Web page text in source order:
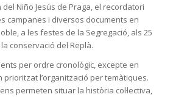
Niño Jesús de Praga, el recordatori
campanes i diversos documents en
a les festes de la Segregació, als 25
conservació del Replà.
per ordre cronològic, excepte en
prioritzat l’organització per temàtiques.
permeten situar la història col·lectiva,